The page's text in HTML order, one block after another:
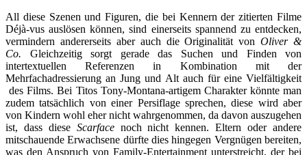
All diese Szenen und Figuren, die bei Kennern der zitierten Filme
Déjà-vus auslösen können, sind einerseits spannend zu entdecken,
vermindern andererseits aber auch die Originalität vonOliver &
Co. Gleichzeitig sorgt gerade das Suchen und Finden von
intertextuellen Referenzen in Kombination mit der
Mehrfachadressierung an Jung und Alt auch für eine Vielfältigkeit
des Films. Bei Titos Tony-Montana-artigem Charakter könnte man
zudem tatsächlich von einer Persiflage sprechen, diese wird aber
von Kindern wohl eher nicht wahrgenommen, da davon auszugehen
ist, dass diese Scarfacenoch nicht kennen. Eltern oder andere
mitschauende Erwachsene dürfte dies hingegen Vergnügen bereiten,
was den Anspruch von Family-Entertainment unterstreicht, der bei